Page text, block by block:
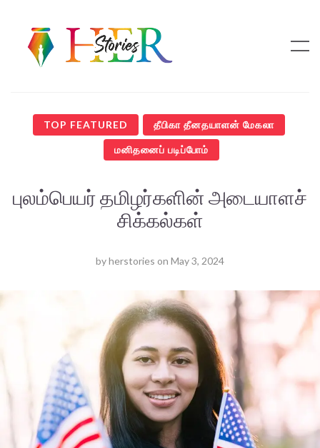
TOP FEATURED தீபிகா தீனதயாளன் மேகலா
மனிதனைப் படிப்போம்
புலம்பெயர் தமிழர்களின் அடையாளச்
சிக்கல்கள்
byherstories on May 3, 2024